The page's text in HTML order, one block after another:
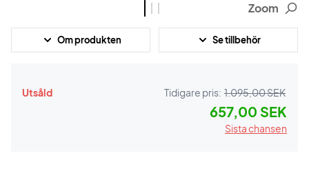
Zoom
Om produkten Se tillbehör
Utsåld Tidigare pris: 1.095,00 SEK
657,00 SEK
Sista chansen